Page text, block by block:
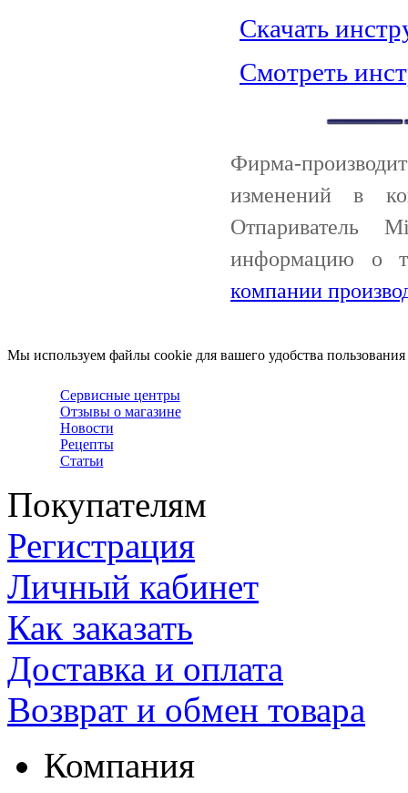
Скачать
Смотреть
Фирма-
изменений в
Отпариватель
информацию о
компании
Мы используем файлы cookie для вашего удобства
Сервисные центры
Отзывы о магазине
Новости
Рецепты
Статьи
Покупателям
Регистрация
Личный кабинет
Как заказать
Доставка и оплата
Возврат и обмен товара
Компания